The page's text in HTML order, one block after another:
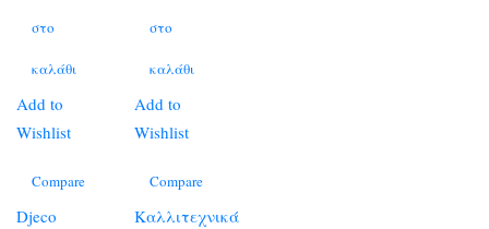
στο
καλάθι
Add to
Wishlist
Compare
Djeco
στο
καλάθι
Add to
Wishlist
Compare
Καλλιτεχνικά